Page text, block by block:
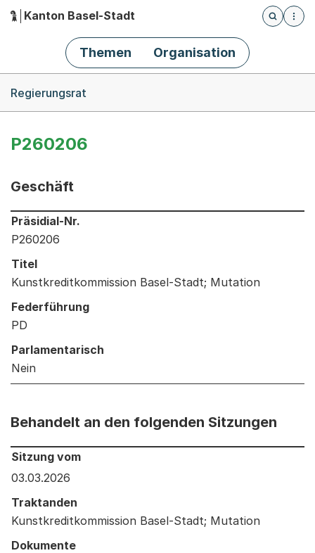
Hauptnavigation
Kanton Basel-Stadt
Öffnet
Themen Organisation
Regierungsrat
P260206
Geschäft
Informationen zum Ausgewählten Geschäft
Präsidial-Nr.
P260206
Titel
Kunstkreditkommission Basel-Stadt; Mutation
Federführung
PD
Parlamentarisch
Nein
Behandelt an den folgenden Sitzungen
Behandelt an den folgenden Sitzungen: Informationen
Sitzung vom
03.03.2026
Traktanden
Kunstkreditkommission Basel-Stadt; Mutation
Dokumente